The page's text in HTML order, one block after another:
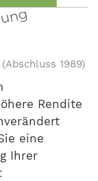
1989)
Rendite
eine
Ihrer